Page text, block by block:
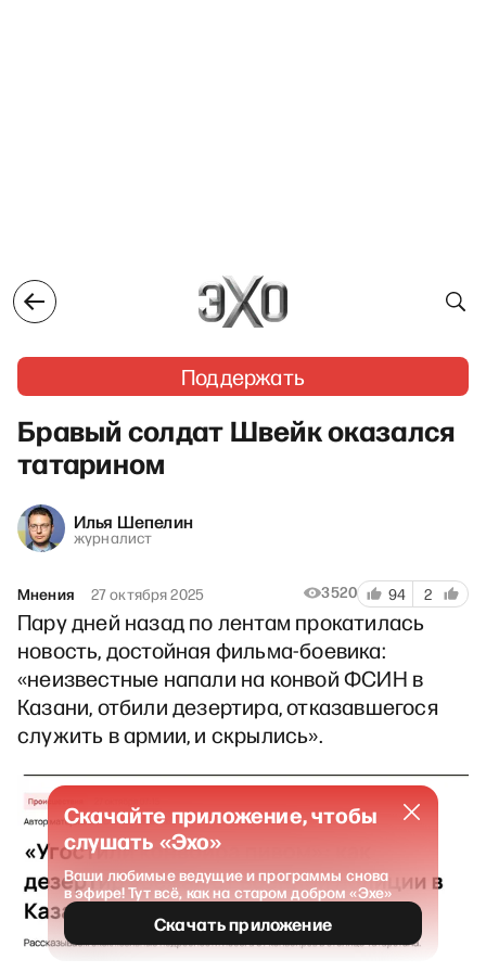
Поддержать
Бравый солдат Швейк оказался
татарином
Илья Шепелин
журналист
Мнения 27 октября 2025 3520 94 2
Пару дней назад по лентам прокатилась
новость, достойная фильма-боевика:
«неизвестные напали на конвой ФСИН в
Казани, отбили дезертира, отказавшегося
служить в армии, и скрылись».
Скачайте приложение, чтобы
слушать «Эхо»
Ваши любимые ведущие и программы снова
в эфире! Тут всё, как на старом добром «Эхе»
Скачать приложение